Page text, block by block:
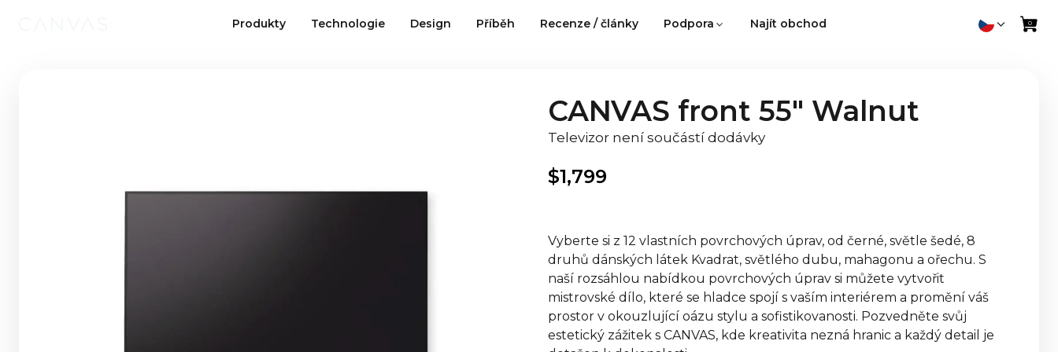
Produkty Technologie Design Příběh Recenze / články Podpora Najít obchod
CANVAS front 55" Walnut
Televizor není součástí dodávky
$1,799
Vyberte si z 12 vlastních povrchových úprav, od černé, světle šedé, 8
druhů dánských látek Kvadrat, světlého dubu, mahagonu a ořechu. S
naší rozsáhlou nabídkou povrchových úprav si můžete vytvořit
mistrovské dílo, které se hladce spojí s vaším interiérem a promění váš
prostor v okouzlující oázu stylu a sofistikovanosti. Pozvedněte svůj
estetický zážitek s CANVAS, kde kreativita nezná hranic a každý detail je